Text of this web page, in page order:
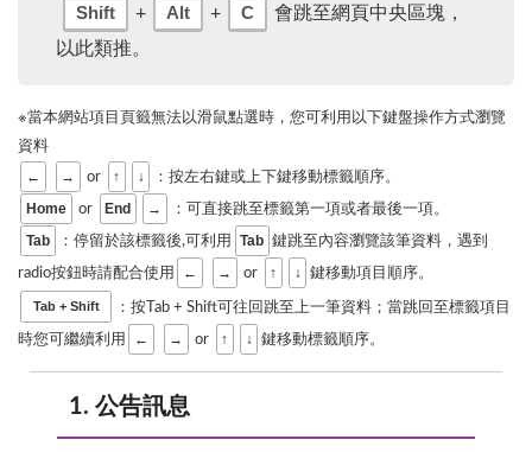
Shift + Alt + C
會跳至網頁中央區塊，
以此類推。
※當本網站項目頁籤無法以滑鼠點選時，您可利用以下鍵盤操作方式瀏覽
資料
← → or ↑ ↓ ：按左右鍵或上下鍵移動標籤順序。
Home or End → ：可直接跳至標籤第一項或者最後一項。
Tab ：停留於該標籤後,可利用 Tab 鍵跳至內容瀏覽該筆資料，遇到
radio按鈕時請配合使用 ← → or ↑ ↓ 鍵移動項目順序。
Tab + Shift ：按Tab + Shift可往回跳至上一筆資料；當跳回至標籤項目
時您可繼續利用 ← → or ↑ ↓ 鍵移動標籤順序。
1. 公告訊息